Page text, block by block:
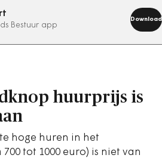
Bestuur app
Download
nu
huurprijs is
hoge huren in het
tot 1000 euro) is niet van